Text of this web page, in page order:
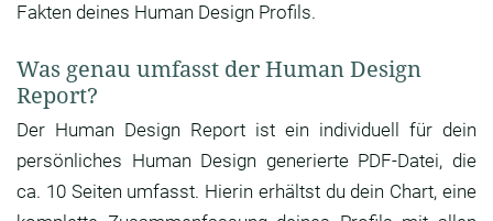
Fakten deines Human Design Profils.
Was genau umfasst der Human Design
Report?
Der Human Design Report ist ein individuell für dein
persönliches Human Design generierte PDF-Datei, die
ca. 10 Seiten umfasst. Hierin erhältst du dein Chart, eine